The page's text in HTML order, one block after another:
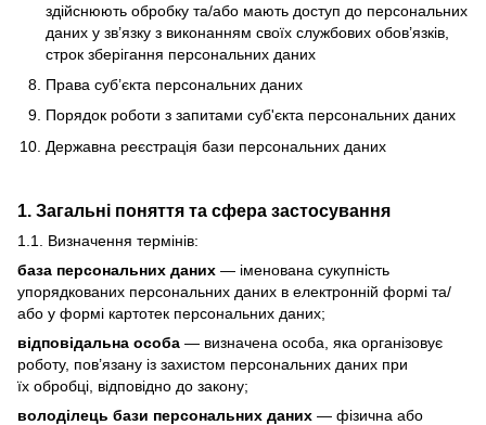
здійснюють обробку та/або мають доступ до персональних
даних у зв’язку з виконанням своїх службових обов’язків,
строк зберігання персональних даних
Права суб’єкта персональних даних
Порядок роботи з запитами суб'єкта персональних даних
Державна реєстрація бази персональних даних
1. Загальні поняття та сфера застосування
1.1. Визначення термінів:
база персональних даних — іменована сукупність
упорядкованих персональних даних в електронній формі та/
або у формі картотек персональних даних;
відповідальна особа — визначена особа, яка організовує
роботу, пов’язану із захистом персональних даних при
їх обробці, відповідно до закону;
володілець бази персональних даних — фізична або